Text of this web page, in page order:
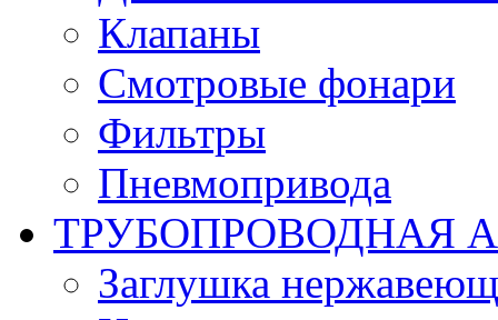
Клапаны
Смотровые фонари
Фильтры
Пневмопривода
ТРУБОПРОВОДНАЯ
Заглушка